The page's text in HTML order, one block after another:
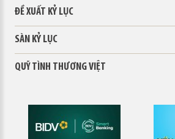
ĐỀ XUẤT KỶ LỤC
SÀN KỶ LỤC
QUỸ TÌNH THƯƠNG VIỆT